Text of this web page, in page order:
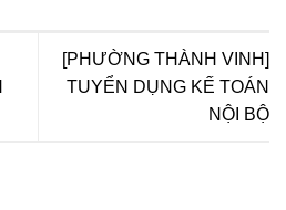
[PHƯỜNG THÀNH VINH]
TUYỂN DỤNG KẾ TOÁN
NỘI BỘ